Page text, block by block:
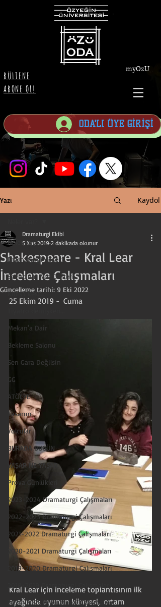
BÜLTENE
ABONE OL!
myOzU
ODA'LI ÜYE GİRİŞİ
Yazı Kaydol
Neler var?
Dramaturgi desek?
Seyircinin Not Defteri
Kulis'i kes...
Mekan'a Dair
Bekleme Salonu
Sen Gara Değilsin
GG
ATÖLYE
Tasarım
Yolcular
BURADA BUGÜN
YAŞAR NE YAŞAR
Prova Günlükleri
2023-2024 Dramaturgi Çalışmaları
2022-2023 Dramaturgi Çalışmaları
2021-2022 Dramaturgi Çalışmaları
2020-2021 Dramaturgi Çalışmaları
2019-2020 Dramaturgi Çalışmaları
2018-2019 Dramaturgi Çalışmaları
2024-2025 Dramaturgi Çalışmaları
Shakespeare - Kral Lear
İnceleme Çalışmaları
Dramaturgi Ekibi
5 Kas 2019 2 dakikada okunur
Güncelleme tarihi: 9 Eki 2022
25 Ekim 2019 -  Cuma
Kral Lear için inceleme toplantısının ilk
ayağında oyunun künyesi,  ortam